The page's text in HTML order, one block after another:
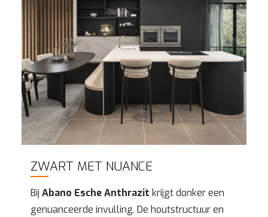
ZWART MET NUANCE
BijAbano Esche Anthrazit krijgt donker een
genuanceerde invulling. De houtstructuur en